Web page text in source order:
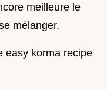
meilleure le
mélanger.
easy korma recipe